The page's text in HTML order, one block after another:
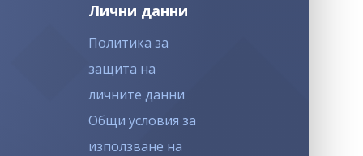
Лични данни
Политика за
защита на
личните данни
Общи условия за
използване на